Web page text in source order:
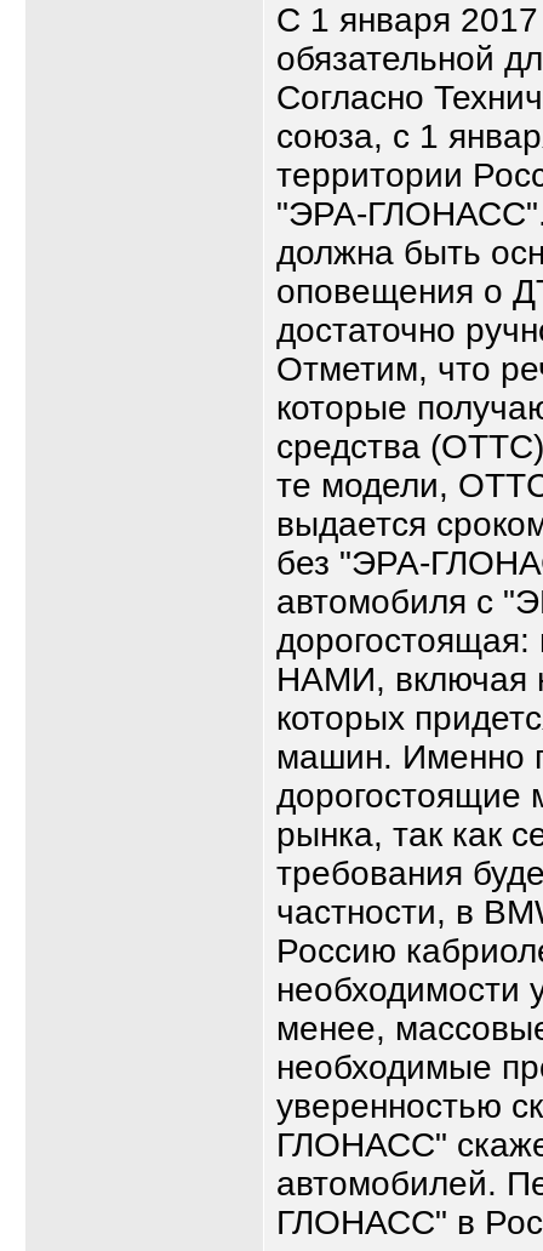
С 1 января
обязательной
Согласно
союза, с 1
территории
"ЭРА-ГЛОНАСС".
должна быть
оповещения о
достаточно
Отметим, что
которые
средства
те модели,
выдается
без "ЭРА-
автомобиля с
НАМИ, включая
которых
машин. Именно
дорогостоящие
рынка, так как
требования
частности, в
Россию
менее,
необходимые
уверенностью
ГЛОНАСС"
автомобилей.
ГЛОНАСС" в